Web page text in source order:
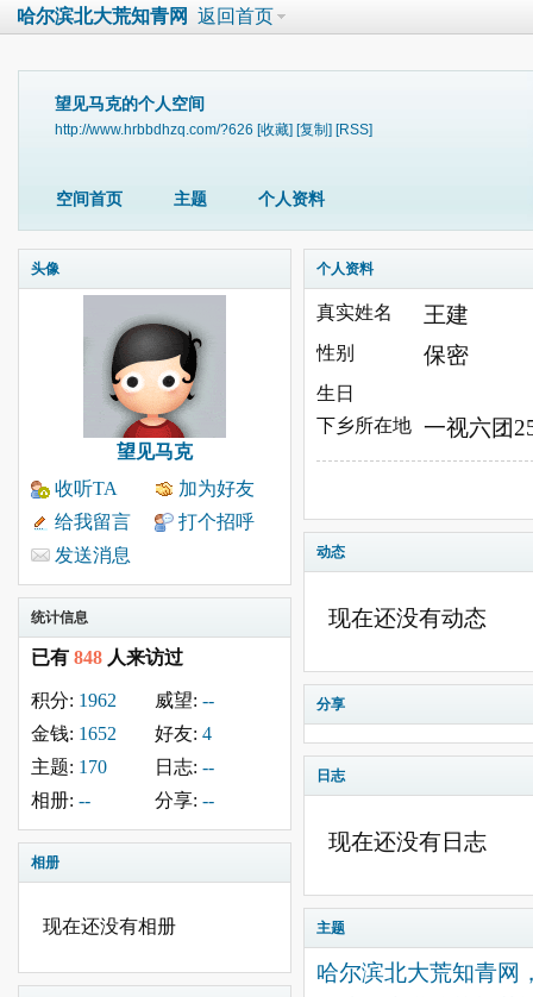
哈尔滨北大荒知青网 返回首页
望见马克的个人空间
http://www.hrbbdhzq.com/?626 [收藏] [复制] [RSS]
空间首页 主题 个人资料
头像
望见马克
收听TA
加为好友
给我留言
打个招呼
发送消息
统计信息
已有 848 人来访过
积分: 1962 威望: --
金钱: 1652 好友: 4
主题: 170 日志: --
相册: -- 分享: --
相册
现在还没有相册
个人资料
真实姓名 王建
性别 保密
生日
下乡所在地 一视六团
动态
现在还没有动态
分享
日志
现在还没有日志
主题
哈尔滨北大荒知青网